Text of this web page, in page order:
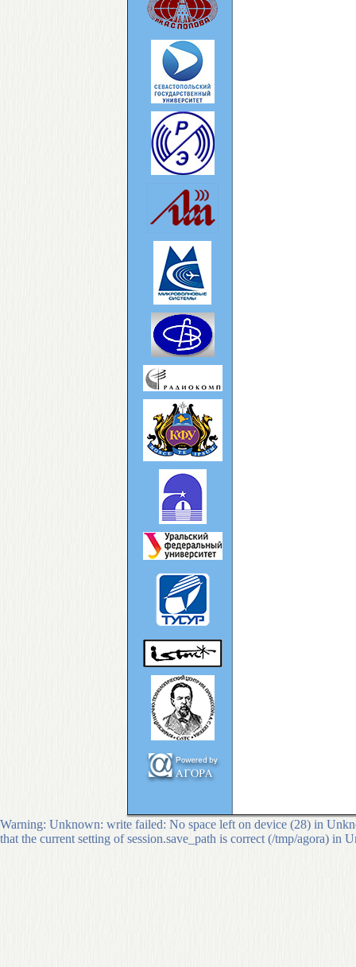
Warning: Unknown: write failed: No space left on device (28) in
that the current setting of session.save_path is correct (/tmp/agora) in